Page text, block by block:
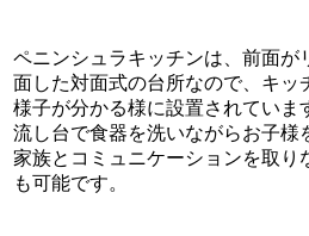
ペニンシュラキッチンは、前面が
面した対面式の台所なので、キッ
様子が分かる様に設置されていま
流し台で食器を洗いながらお子様
家族とコミュニケーションを取り
も可能です。